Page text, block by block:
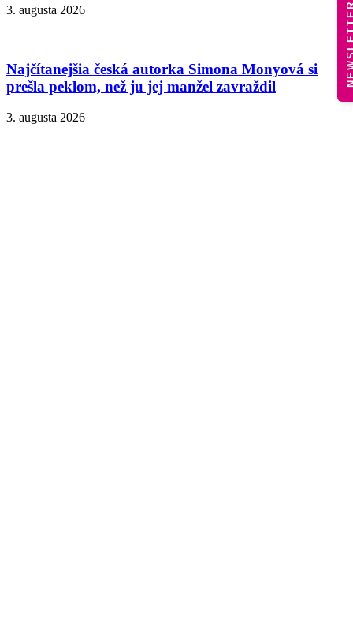
3. augusta 2026
Najčítanejšia česká autorka Simona Monyová si
prešla peklom, než ju jej manžel zavraždil
3. augusta 2026